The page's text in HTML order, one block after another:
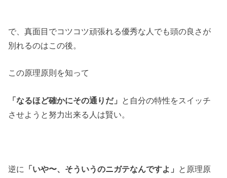
で、真面目でコツコツ頑張れる優秀な人でも頭の良さが
別れるのはこの後。
この原理原則を知って
「なるほど確かにその通りだ」 と自分の特性をスイッチ
させようと努力出来る人は賢い。
逆に 「いや〜、そういうのニガテなんですよ」 と原理原